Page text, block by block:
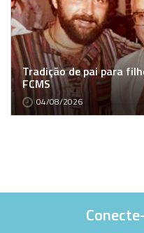
Tradição de pai para
FCMS
04/08/2026